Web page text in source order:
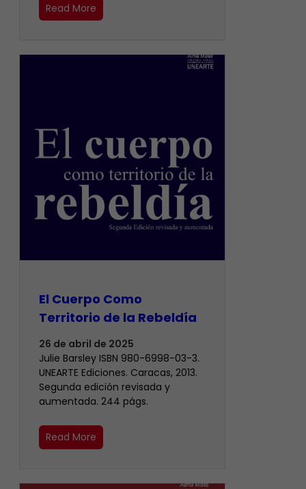
Read More
El Cuerpo Como
Territorio de la Rebeldía
26 de abril de 2025
Julie Barsley ISBN 980-6998-03-3.
UNEARTE Ediciones. Caracas, 2013.
Segunda edición revisada y
aumentada. 244 págs.
Read More